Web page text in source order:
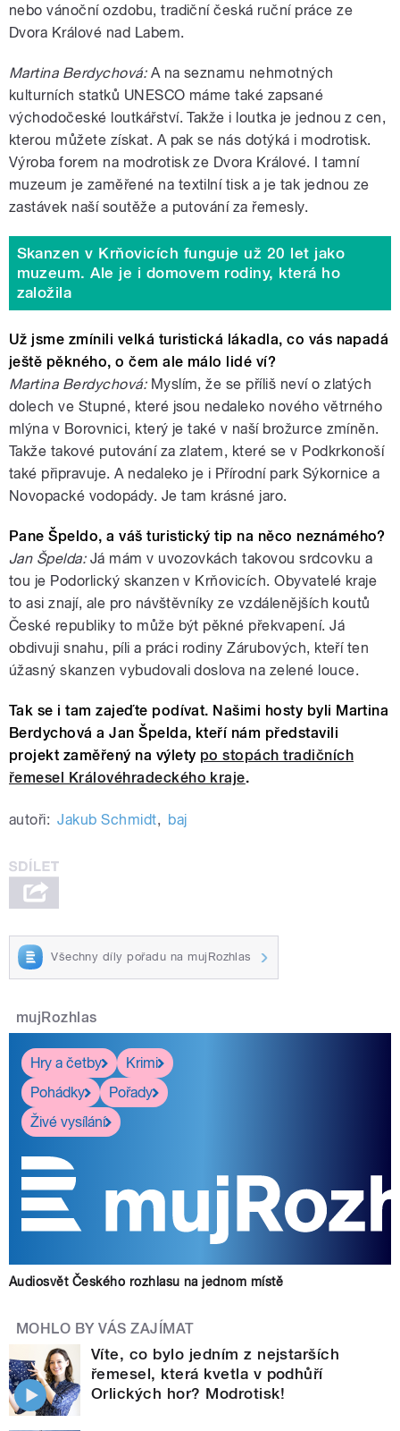
nebo vánoční ozdobu, tradiční česká ruční práce ze
Dvora Králové nad Labem.
Martina Berdychová:A na seznamu nehmotných
kulturních statků UNESCO máme také zapsané
východočeské loutkářství. Takže i loutka je jednou z cen,
kterou můžete získat. A pak se nás dotýká i modrotisk.
Výroba forem na modrotisk ze Dvora Králové. I tamní
muzeum je zaměřené na textilní tisk a je tak jednou ze
zastávek naší soutěže a putování za řemesly.
Skanzen v Krňovicích funguje už 20 let jako
muzeum. Ale je i domovem rodiny, která ho
založila
Už jsme zmínili velká turistická lákadla, co vás napadá
ještě pěkného, o čem ale málo lidé ví?
Martina Berdychová:Myslím, že se příliš neví o zlatých
dolech ve Stupné, které jsou nedaleko nového větrného
mlýna v Borovnici, který je také v naší brožurce zmíněn.
Takže takové putování za zlatem, které se v Podkrkonoší
také připravuje. A nedaleko je i Přírodní park Sýkornice a
Novopacké vodopády. Je tam krásné jaro.
Pane Špeldo, a váš turistický tip na něco neznámého?
Jan Špelda:Já mám v uvozovkách takovou srdcovku a
tou je Podorlický skanzen v Krňovicích. Obyvatelé kraje
to asi znají, ale pro návštěvníky ze vzdálenějších koutů
České republiky to může být pěkné překvapení. Já
obdivuji snahu, píli a práci rodiny Zárubových, kteří ten
úžasný skanzen vybudovali doslova na zelené louce.
Tak se i tam zajeďte podívat. Našimi hosty byli Martina
Berdychová a Jan Špelda, kteří nám představili
projekt zaměřený na výlety po stopách tradičních
řemesel Královéhradeckého kraje.
autoři: Jakub Schmidt, baj
Všechny díly pořadu na mujRozhlas
mujRozhlas
Hry a četby
Krimi
Pohádky
Pořady
Živé vysílání
Audiosvět Českého rozhlasu na jednom místě
MOHLO BY VÁS ZAJÍMAT
Víte, co bylo jedním z nejstarších
řemesel, která kvetla v podhůří
Orlických hor? Modrotisk!